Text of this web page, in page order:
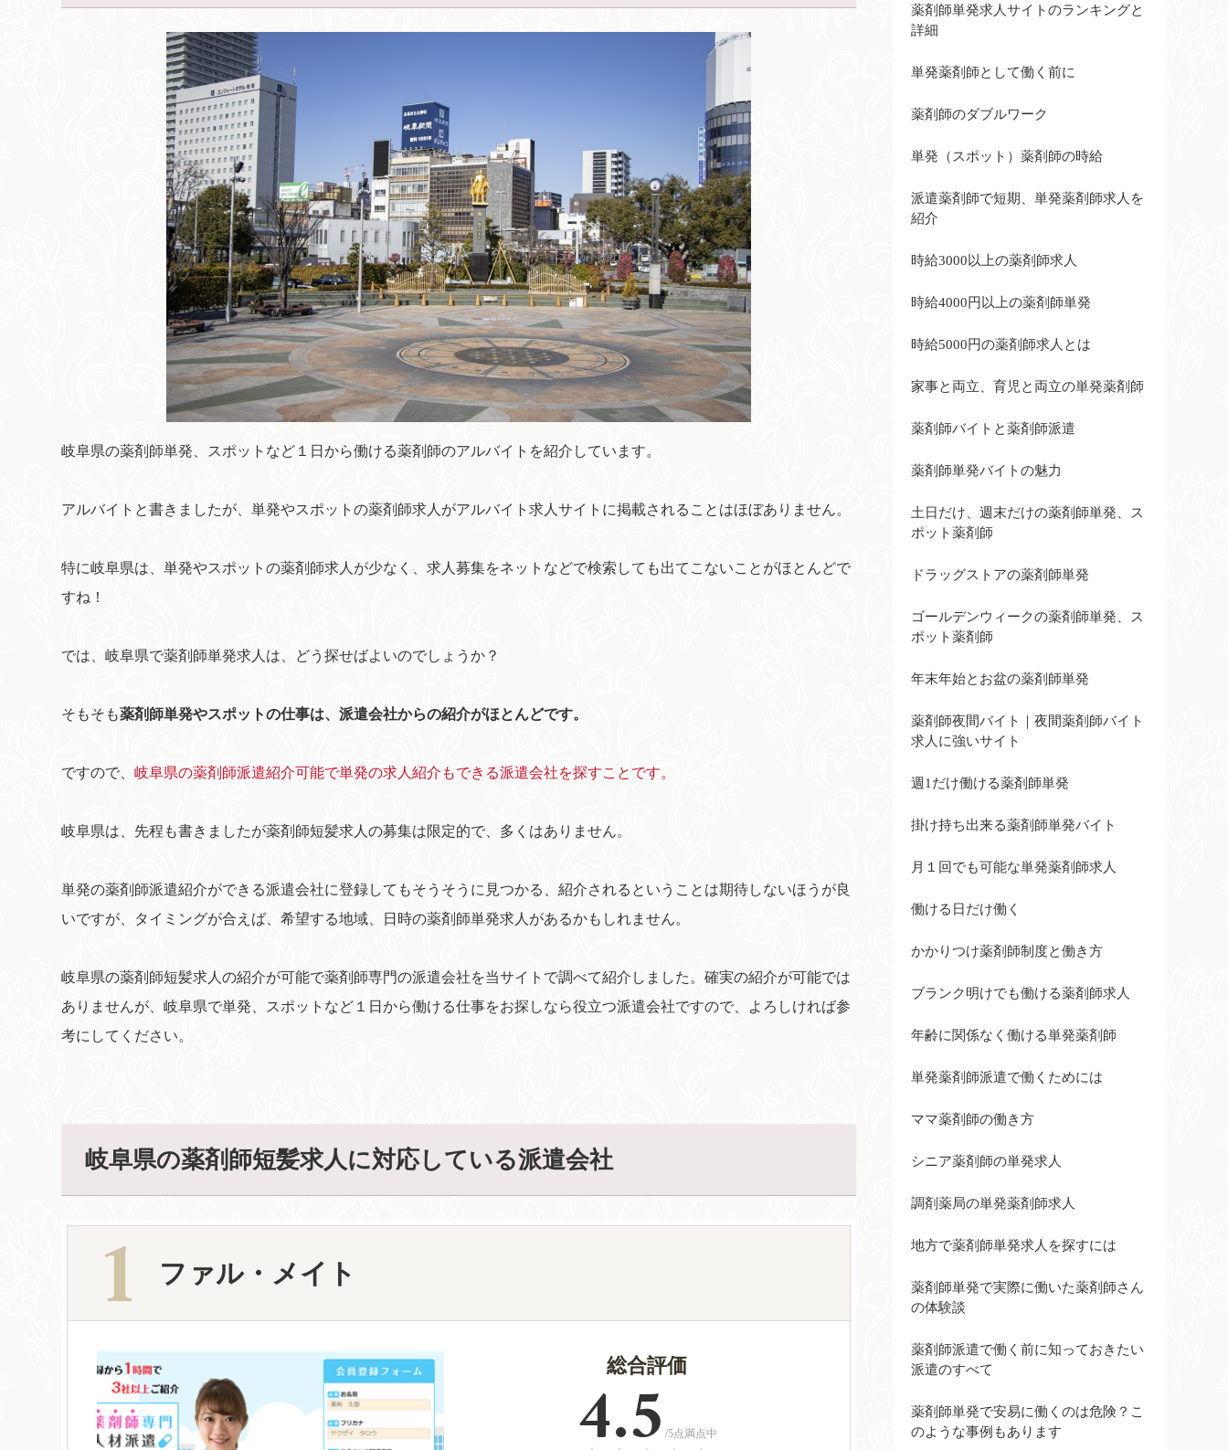
岐阜県の薬剤師単発、スポットなど１日から働ける薬剤師のアルバイトを紹介しています。
アルバイトと書きましたが、単発やスポットの薬剤師求人がアルバイト求人サイトに掲載されることはほぼありません。
特に岐阜県は、単発やスポットの薬剤師求人が少なく、求人募集をネットなどで検索しても出てこないことがほとんどで
すね！
では、岐阜県で薬剤師単発求人は、どう探せばよいのでしょうか？
そもそも薬剤師単発やスポットの仕事は、派遣会社からの紹介がほとんどです。
ですので、岐阜県の薬剤師派遣紹介可能で単発の求人紹介もできる派遣会社を探すことです。
岐阜県は、先程も書きましたが薬剤師短髪求人の募集は限定的で、多くはありません。
単発の薬剤師派遣紹介ができる派遣会社に登録してもそうそうに見つかる、紹介されるということは期待しないほうが良
いですが、タイミングが合えば、希望する地域、日時の薬剤師単発求人があるかもしれません。
岐阜県の薬剤師短髪求人の紹介が可能で薬剤師専門の派遣会社を当サイトで調べて紹介しました。確実の紹介が可能では
ありませんが、岐阜県で単発、スポットなど１日から働ける仕事をお探しなら役立つ派遣会社ですので、よろしければ参
考にしてください。
岐阜県の薬剤師短髪求人に対応している派遣会社
ファル・メイト
総合評価
/5点満点中
薬剤師単発求人サイトのランキングと
詳細
単発薬剤師として働く前に
薬剤師のダブルワーク
単発（スポット）薬剤師の時給
派遣薬剤師で短期、単発薬剤師求人を
紹介
時給3000以上の薬剤師求人
時給4000円以上の薬剤師単発
時給5000円の薬剤師求人とは
家事と両立、育児と両立の単発薬剤師
薬剤師バイトと薬剤師派遣
薬剤師単発バイトの魅力
土日だけ、週末だけの薬剤師単発、ス
ポット薬剤師
ドラッグストアの薬剤師単発
ゴールデンウィークの薬剤師単発、ス
ポット薬剤師
年末年始とお盆の薬剤師単発
薬剤師夜間バイト｜夜間薬剤師バイト
求人に強いサイト
週1だけ働ける薬剤師単発
掛け持ち出来る薬剤師単発バイト
月１回でも可能な単発薬剤師求人
働ける日だけ働く
かかりつけ薬剤師制度と働き方
ブランク明けでも働ける薬剤師求人
年齢に関係なく働ける単発薬剤師
単発薬剤師派遣で働くためには
ママ薬剤師の働き方
シニア薬剤師の単発求人
調剤薬局の単発薬剤師求人
地方で薬剤師単発求人を探すには
薬剤師単発で実際に働いた薬剤師さん
の体験談
薬剤師派遣で働く前に知っておきたい
派遣のすべて
薬剤師単発で安易に働くのは危険？こ
のような事例もあります